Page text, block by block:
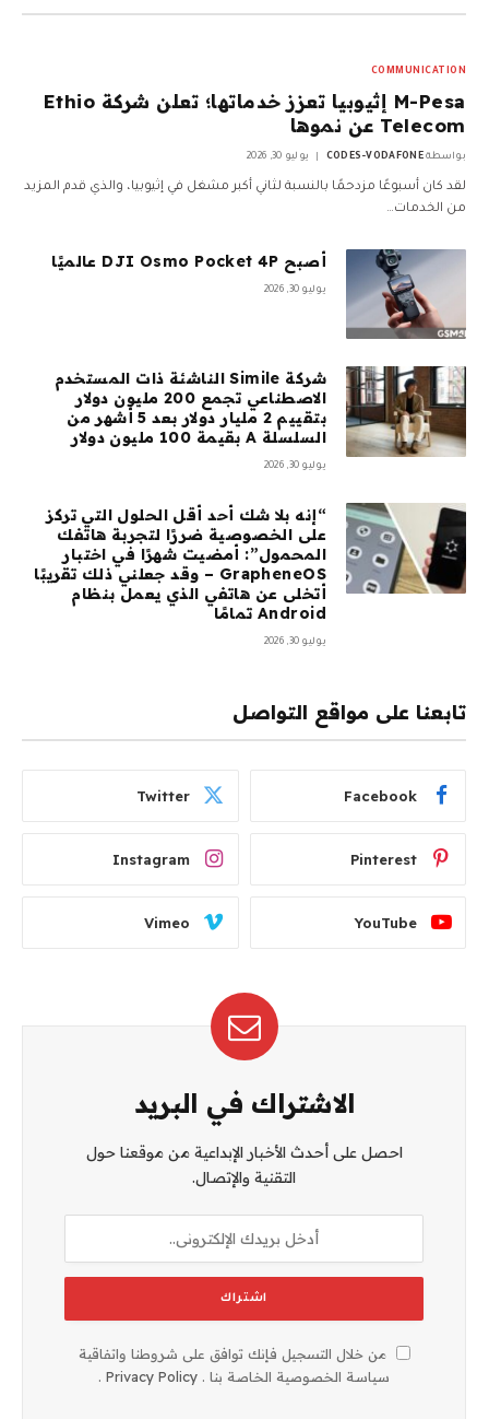
COMMUNICATION
M-Pesa إثيوبيا تعزز خدماتها؛ تعلن شركة Ethio
Telecom عن نموها
بواسطة CODES-VODAFONE يوليو 30, 2026
لقد كان أسبوعًا مزدحمًا بالنسبة لثاني أكبر مشغل في إثيوبيا، والذي قدم المزيد
من الخدمات…
أصبح DJI Osmo Pocket 4P عالميًا
يوليو 30, 2026
شركة Simile الناشئة ذات المستخدم
الاصطناعي تجمع 200 مليون دولار
بتقييم 2 مليار دولار بعد 5 أشهر من
السلسلة A بقيمة 100 مليون دولار
يوليو 30, 2026
“إنه بلا شك أحد أقل الحلول التي تركز
على الخصوصية ضررًا لتجربة هاتفك
المحمول”: أمضيت شهرًا في اختبار
GrapheneOS – وقد جعلني ذلك تقريبًا
أتخلى عن هاتفي الذي يعمل بنظام
Android تمامًا
يوليو 30, 2026
تابعنا على مواقع التواصل
Facebook
Twitter
Pinterest
Instagram
YouTube
Vimeo
الاشتراك في البريد
احصل على أحدث الأخبار الإبداعية من موقعنا حول
التقنية والإتصال.
من خلال التسجيل فإنك توافق على شروطنا واتفاقية
سياسة الخصوصية الخاصة بنا . Privacy Policy
.